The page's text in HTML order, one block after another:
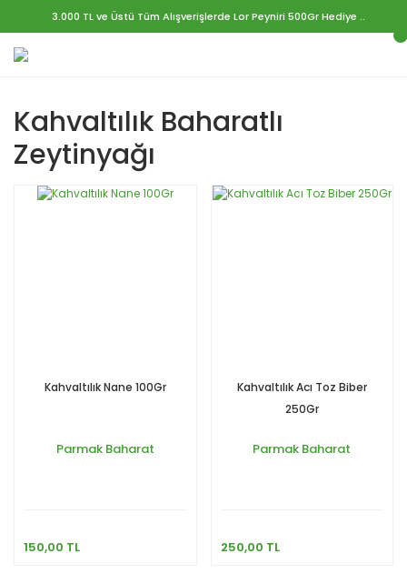
3.000 TL ve Üstü Tüm Alışverişlerde Lor Peyniri 500Gr Hediye ..
Kahvaltılık Baharatlı
Zeytinyağı
Kahvaltılık Nane 100Gr
Parmak Baharat
150,00 TL
Kahvaltılık Acı Toz Biber
250Gr
Parmak Baharat
250,00 TL